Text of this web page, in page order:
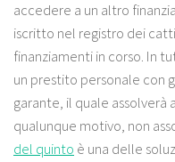
accedere a un altro
iscritto nel registro dei
finanziamenti in corso. In
un prestito personale con
garante, il quale
qualunque motivo, non
del quinto è una delle